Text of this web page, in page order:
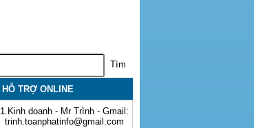
HỖ TRỢ ONLINE
1.Kinh doanh - Mr Trình - Gmail:
trinh.toanphatinfo@gmail.com